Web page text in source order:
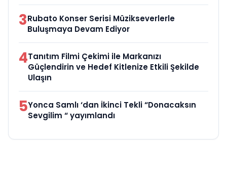
3Rubato Konser Serisi Müzikseverlerle
Buluşmaya Devam Ediyor
4Tanıtım Filmi Çekimi ile Markanızı
Güçlendirin ve Hedef Kitlenize Etkili Şekilde
Ulaşın
5Yonca Samlı ‘dan İkinci Tekli “Donacaksın
Sevgilim “ yayımlandı